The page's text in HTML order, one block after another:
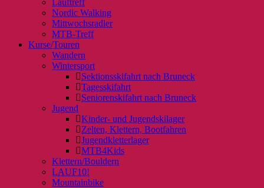
Lauftreff
Nordic Walking
Mittwochsradler
MTB-Treff
Kurse/Touren
Wandern
Wintersport
Sektionsskifahrt nach Bruneck
Tagesskifahrt
Seniorenskifahrt nach Bruneck
Jugend
Kinder- und Jugendskilager
Zelten, Klettern, Bootfahren
Jugendkletterlager
MTB4Kids
Klettern/Bouldern
LAUF10!
Mountainbike